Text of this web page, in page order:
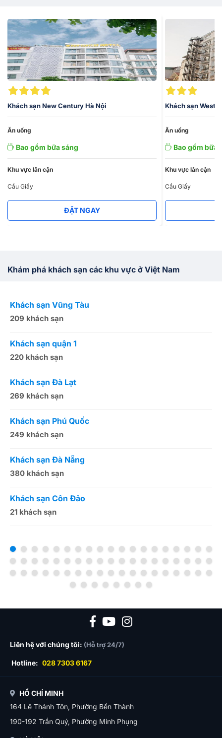
bữa sáng kiểu lục địa hoặc tự chọn. Chỗ nghỉ có sân hiên và
cung cấp dịch vụ đưa đón sân bay với một khoản phụ phí.
Nếu bạn có vấn đề cần giải đáp về đặt phòng
khách sạn Hà
Nội, xin vui lòng liên hệ sốhotline 1900 4698
để được tư vấn
chi tiết nhất.
Khách sạn New Century Hà Nội
Ăn uống
Bao gồm bữa sáng
Khu vực lân cận
Cầu Giấy
ĐẶT NGAY
Khách sạn
Ăn uống
Bao gồm bữa
Khu vực lân cận
Cầu Giấy
Khám phá khách sạn các khu vực ở Việt Nam
Khách sạn Vũng Tàu
209 khách sạn
Khách sạn quận 1
220 khách sạn
Khách sạn Đà Lạt
269 khách sạn
Khách sạn Phú Quốc
249 khách sạn
Khách sạn Đà Nẵng
380 khách sạn
Khách sạn Côn Đảo
21 khách sạn
Liên hệ với chúng tôi: (Hỗ trợ 24/7)
Hotline: 028 7303 6167
HỒ CHÍ MINH
164 Lê Thánh Tôn, Phường Bến Thành
190-192 Trần Quý, Phường Minh Phụng